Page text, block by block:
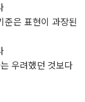
준은 표현이 과장된
우려했던 것보다